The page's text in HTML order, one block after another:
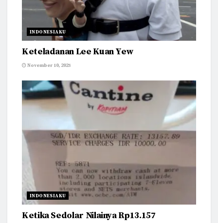
INDONESIAKU
Keteladanan Lee Kuan Yew
November 10, 2025
INDONESIAKU
Ketika Sedolar Nilainya Rp13.157